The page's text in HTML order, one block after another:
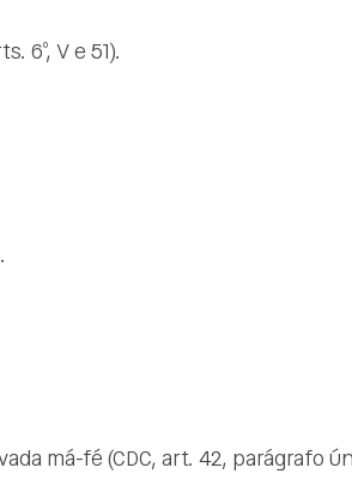
6º, V e 51).
má-fé (CDC, art. 42, parágrafo